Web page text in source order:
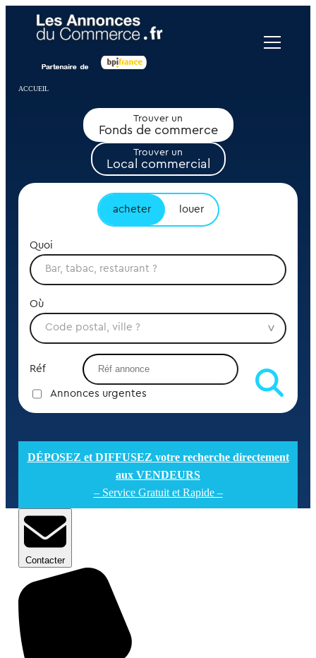
ACCUEIL
Trouver un
Fonds de commerce
Trouver un
Local commercial
acheter louer
Quoi
Où
Réf
Annonces urgentes
DÉPOSEZ et DIFFUSEZ votre recherche directement
aux VENDEURS
– Service Gratuit et Rapide –
Contacter
Panneau de gestion des cookies